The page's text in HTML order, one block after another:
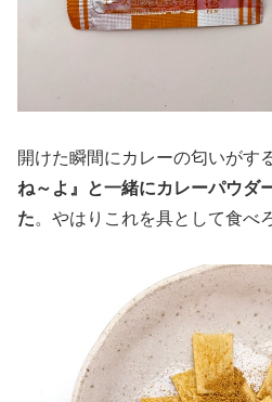
開けた瞬間にカレーの匂いがする
ね～よ』と一緒にカレーパウダ
た。やはりこれを具として食べ